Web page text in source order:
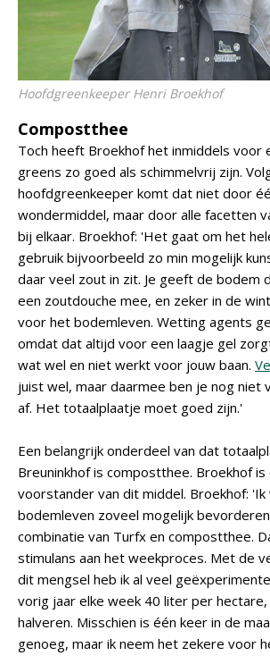
Hoofdgreenkeeper Henri Broekhof
Compostthee
Toch heeft Broekhof het inmiddels voor
greens zo goed als schimmelvrij zijn.
hoofdgreenkeeper komt dat niet door
wondermiddel, maar door alle facetten
bij elkaar. Broekhof: 'Het gaat om het
gebruik bijvoorbeeld zo min mogelijk
daar veel zout in zit. Je geeft de bodem
een zoutdouche mee, en zeker in de
voor het bodemleven. Wetting agents
omdat dat altijd voor een laagje gel
wat wel en niet werkt voor jouw baan.
juist wel, maar daarmee ben je nog niet
af. Het totaalplaatje moet goed zijn.'
Een belangrijk onderdeel van dat
Breuninkhof is compostthee. Broekhof
voorstander van dit middel. Broekhof: 'Ik
bodemleven zoveel mogelijk
combinatie van Turfx en compostthee.
stimulans aan het weekproces. Met de
dit mengsel heb ik al veel
vorig jaar elke week 40 liter per
halveren. Misschien is één keer in de
genoeg, maar ik neem het zekere voor